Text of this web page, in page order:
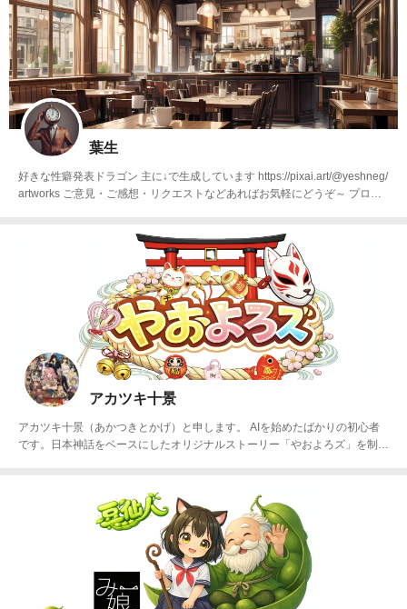
葉生
好きな性癖発表ドラゴン 主に↓で生成しています https://pixai.art/@yeshneg/
artworks ご意見・ご感想・リクエストなどあればお気軽にどうぞ～ プロン
アカツキ十景
アカツキ十景（あかつきとかげ）と申します。 AIを始めたばかりの初心者
です。日本神話をベースにしたオリジナルストーリー「やおよろズ」を制作
しております。 よろしくお願いします！